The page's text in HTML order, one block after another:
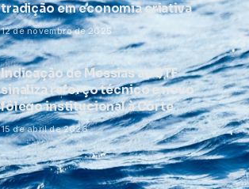
tradição em economia criativa
12 de novembro de 2025
Indicação de Messias ao STF
sinaliza reforço técnico e novo
fôlego institucional à Corte
15 de abril de 2026